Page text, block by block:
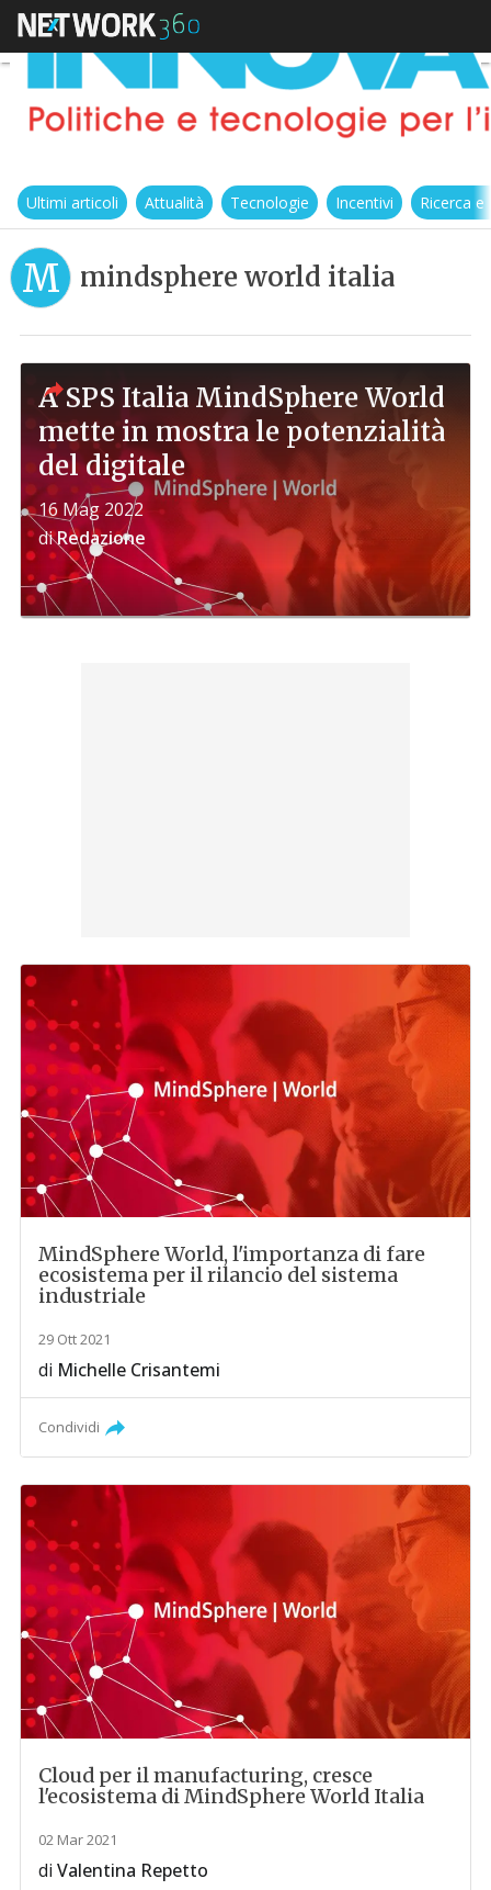
Ultimi articoli Attualità Tecnologie Incentivi Ricerca
M mindsphere world italia
A SPS Italia MindSphere World
mette in mostra le potenzialità
del digitale
16 Mag 2022
diRedazione
MindSphere World, l'importanza di fare
ecosistema per il rilancio del sistema
industriale
29 Ott 2021
di Michelle Crisantemi
Condividi
Cloud per il manufacturing, cresce
l'ecosistema di MindSphere World Italia
02 Mar 2021
diValentina Repetto